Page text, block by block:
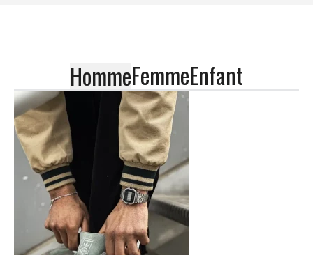
HommeFemmeEnfant